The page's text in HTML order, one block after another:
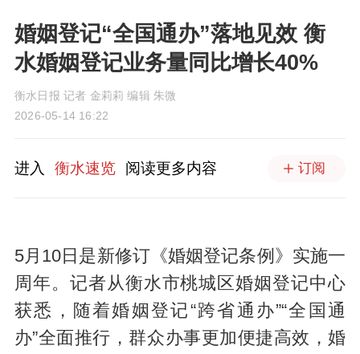
婚姻登记“全国通办”落地见效 衡
水婚姻登记业务量同比增长40%
衡水日报 记者 金莉莉 编辑 朱微
2026-05-14 16:22
进入 衡水速览 阅读更多内容 订阅
5月10日是新修订《婚姻登记条例》实施一
周年。记者从衡水市桃城区婚姻登记中心
获悉，随着婚姻登记“跨省通办”“全国通
办”全面推行，群众办事更加便捷高效，婚